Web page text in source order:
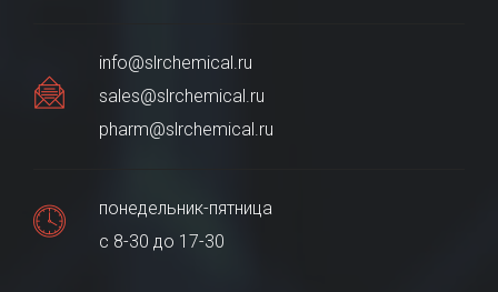
info@slrchemical.ru
sales@slrchemical.ru
pharm@slrchemical.ru
понедельник-пятница
с 8-30 до 17-30